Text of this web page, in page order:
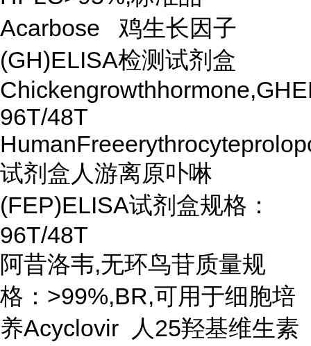
Acarbose 鸡生长因子
(GH)ELISA检测试剂盒
96T/48T
试剂盒人游离原卟啉
(FEP)ELISA试剂盒规格：
96T/48T
阿昔洛韦,无环鸟苷质量规
格：>99%,BR,可用于细胞培
养Acyclovir 人25羟基维生素